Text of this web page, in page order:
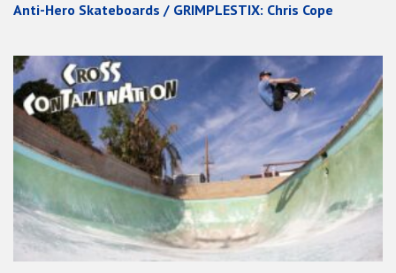
Anti-Hero Skateboards / GRIMPLESTIX: Chris Cope